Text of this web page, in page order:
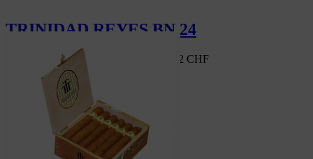
TRINIDAD REYES BN 24
Mercado suizo825,60 CHF 784,32 CHF
-5%